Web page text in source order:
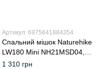
Артикул: 6975641884354
Спальний мішок Naturehike
LW180 Mini NH21MSD04,
правий, темно-зелений
1 310 грн